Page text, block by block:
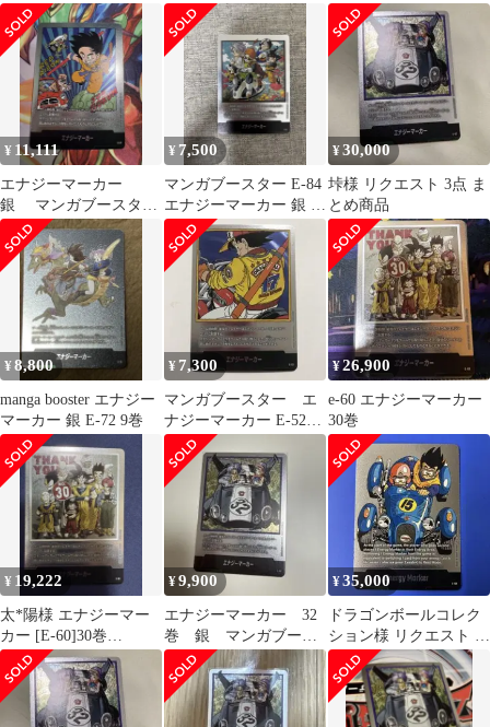
巻
E-80 26巻
マンガブースター
¥ 11,111
エナジーマーカー
銀 マンガブースター
E-47 6巻 美品
¥ 7,500
マンガブースター E-84
エナジーマーカー 銀 36
巻
¥30,000
垰様 リクエスト 3点 ま
とめ商品
¥8,800
manga booster エナジー
マーカー 銀 E-72 9巻
¥ 7,300
マンガブースター エ
ナジーマーカー E-52
銀 17巻
¥26,900
e-60 エナジーマーカー
30巻
¥ 19,222
太*陽様 エナジーマー
カー [E-60]30巻
「MANGA BOOSTER
01
¥9,900
エナジーマーカー 32
巻 銀 マンガブース
ター
¥35,000
ドラゴンボールコレク
ション様 リクエスト 4
点 まとめ商品